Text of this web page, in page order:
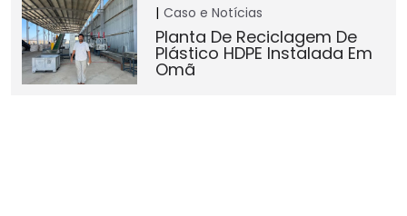
Caso e Notícias
Planta De Reciclagem De
Plástico HDPE Instalada Em
Omã